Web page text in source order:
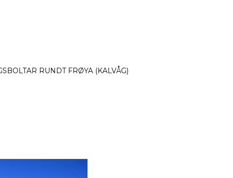
RUNDT FRØYA (KALVÅG)